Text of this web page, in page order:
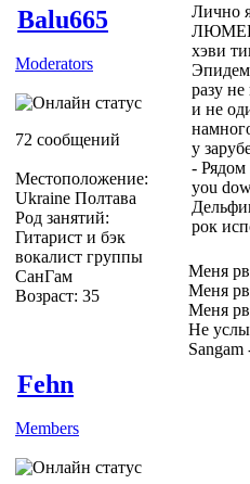
Balu665
Moderators
72 сообщений
Местоположение:
Ukraine Полтава
Род занятий:
Гитарист и бэк
вокалист группы
СанГам
Возраст: 35
Лично
хэви
разу
и не
у
- Рядом
you
рок
Меня
Меня
Меня
Не
Fehn
Members